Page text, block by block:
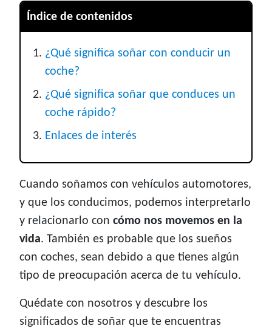
Índice de contenidos
¿Qué significa soñar con conducir un
coche?
¿Qué significa soñar que conduces un
coche rápido?
Enlaces de interés
Cuando soñamos con vehículos automotores,
y que los conducimos, podemos interpretarlo
y relacionarlo con cómo nos movemos en la
vida. También es probable que los sueños
con coches, sean debido a que tienes algún
tipo de preocupación acerca de tu vehículo.
Quédate con nosotros y descubre los
significados de soñar que te encuentras